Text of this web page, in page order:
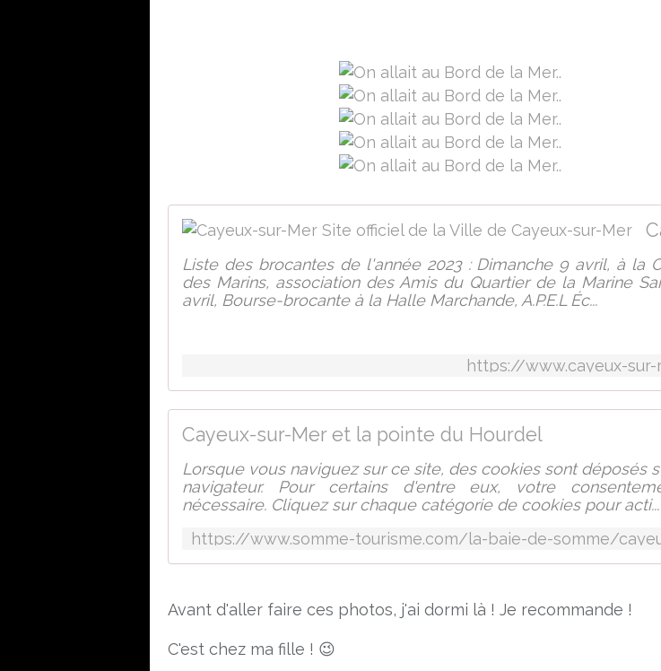
Liste des brocantes de l'année 2023 : Dimanche 9 avril, à la
des Marins, association des Amis du Quartier de la Marine
avril, Bourse-brocante à la Halle Marchande, A.P.E.L Éc...
https://www.cayeux-
Cayeux-sur-Mer et la pointe du Hourdel
Lorsque vous naviguez sur ce site, des cookies sont déposés
navigateur. Pour certains d'entre eux, votre
nécessaire. Cliquez sur chaque catégorie de cookies pour acti...
Avant d'aller faire ces photos, j'ai dormi là ! Je recommande !
C'est chez ma fille ! 😉